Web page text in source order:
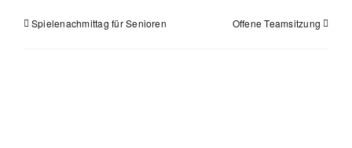
Spielenachmittag für Senioren Offene Teamsitzung